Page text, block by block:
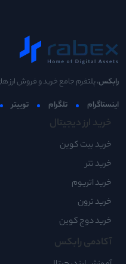
رابکس، پلتفرم جامع خرید و فروش ارز
اینستاگرام
تلگرام توییتر
خرید ارز دیجیتال
خرید بیت کوین
خرید تتر
خرید اتریوم
خرید ترون
خرید دوج کوین
آکادمی رابکس